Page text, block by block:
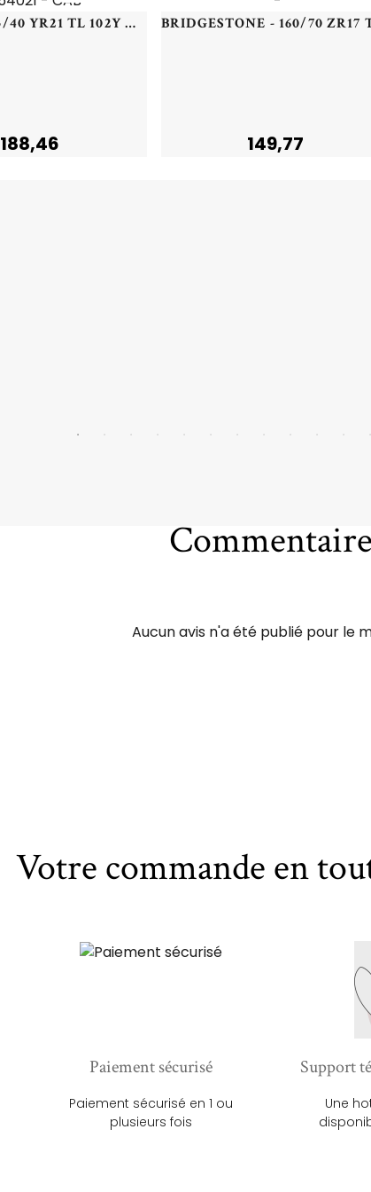
NEXEN - 255/40 YR21 TL 102Y NEXEN N'FERA SPORT XL - 2554021 - CAB
188,46 149,77
Aucun avis n'a été publié pour le
Votre commande en
Paiement sécurisé
Paiement sécurisé en 1 ou
plusieurs fois
Support
Une